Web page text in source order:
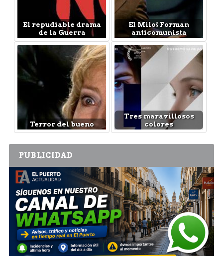
El repudiable drama
de la Guerra
El Miloš Forman
anticomunista
Terror del bueno
Tres maravillosos
colores
PUBLICIDAD